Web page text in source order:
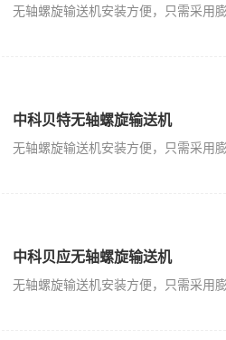
中科贝特无轴螺旋输送机
中科贝应无轴螺旋输送机